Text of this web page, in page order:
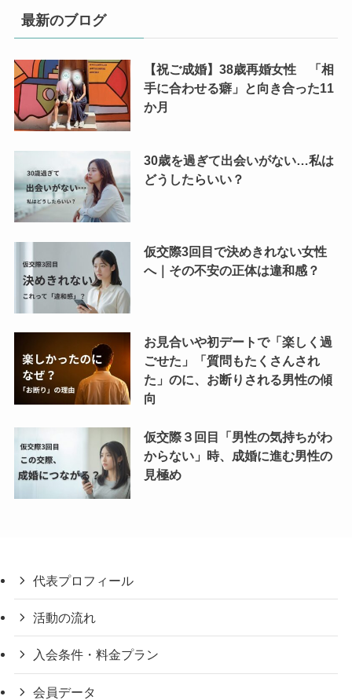
最新のブログ
【祝ご成婚】38歳再婚女性 「相
手に合わせる癖」と向き合った11
か月
30歳を過ぎて出会いがない…私は
どうしたらいい？
仮交際3回目で決めきれない女性
へ｜その不安の正体は違和感？
お見合いや初デートで「楽しく過
ごせた」「質問もたくさんされ
た」のに、お断りされる男性の傾
向
仮交際３回目「男性の気持ちがわ
からない」時、成婚に進む男性の
見極め
代表プロフィール
活動の流れ
入会条件・料金プラン
会員データ